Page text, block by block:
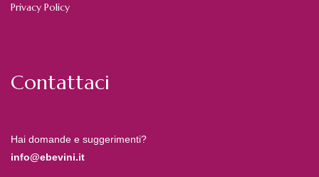
Privacy Policy
Contattaci
Hai domande e suggerimenti?
info@ebevini.it